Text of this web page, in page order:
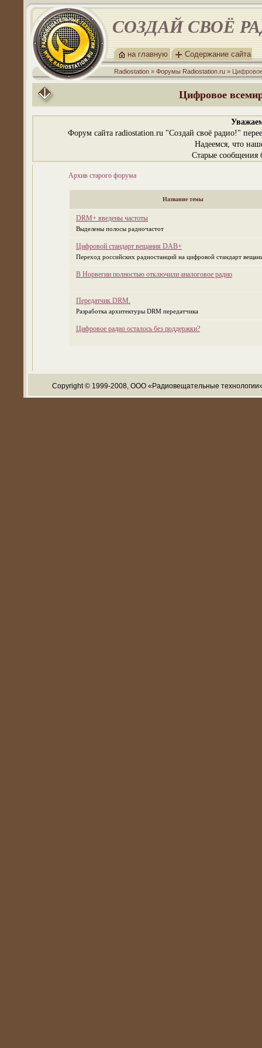
СОЗДАЙ СВОЁ
на главную Содержание сайта
Radiostation » Форумы Radiostation.ru »
Цифровое
Форум сайта radiostation.ru "Создай своё радио!"
Надеемся, что
Старые сообщения
Архив старого форума
Название темы
DRM+ введены частоты
Выделены полосы радиочастот
Цифровой стандарт вещания DAB+
Переход российских радиостанций на цифровой стандарт
В Норвегии полностью отключили аналоговое радио
Передатчик DRM.
Разработка архитектуры DRM передатчика
Цифровое радио осталось без поддержки?
Copyright © 1999-2008, ООО «Радиовещательные